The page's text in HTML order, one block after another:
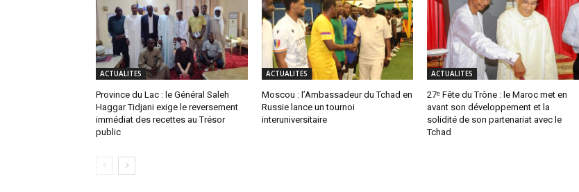
ACTUALITES
Province du Lac : le Général Saleh
Haggar Tidjani exige le reversement
immédiat des recettes au Trésor
public
ACTUALITES
Moscou : l’Ambassadeur du Tchad en
Russie lance un tournoi
interuniversitaire
ACTUALITES
27ᵉ Fête du Trône : le Maroc met en
avant son développement et la
solidité de son partenariat avec le
Tchad